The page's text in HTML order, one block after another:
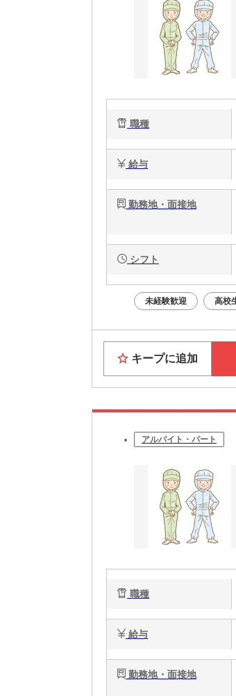
職種
給与
勤務地・面接地
シフト
未経験歓迎 高校
キープに追加
アルバイト・パート
職種
給与
勤務地・面接地